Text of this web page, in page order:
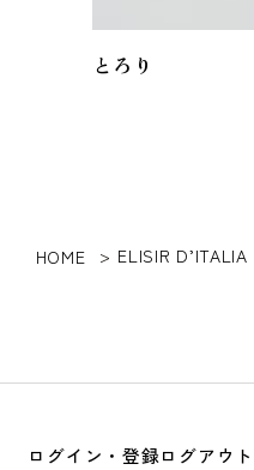
とろり
HOME ELISIR D’ITALIA
ログイン・登録ログアウト